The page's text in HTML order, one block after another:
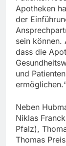
Apotheken
der
sein können.
dass die
und
Neben
Niklas
Pfalz),
Thomas